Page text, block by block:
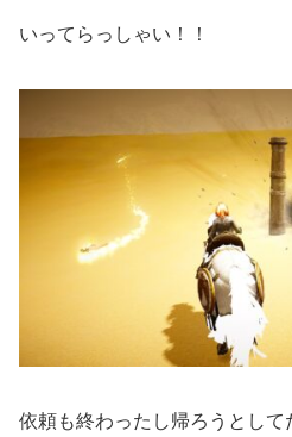
いってらっしゃい！！
依頼も終わったし帰ろうとして